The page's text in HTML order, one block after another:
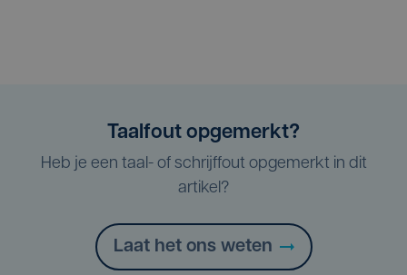
Taalfout opgemerkt?
Heb je een taal- of schrijffout opgemerkt in dit
artikel?
Laat het ons weten